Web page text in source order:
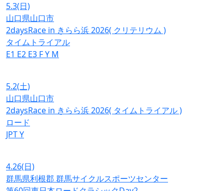
5.3(日)
山口県山口市
2daysRace in きらら浜 2026( クリテリウム )
タイムトライアル
E1 E2 E3 FY M
5.2(土)
山口県山口市
2daysRace in きらら浜 2026( タイムトライアル )
ロード
JPTY
4.26(日)
群馬県利根郡 群馬サイクルスポーツセンター